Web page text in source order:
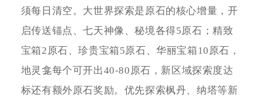
须每日清空。大世界探索是原石的核心增量，开
启传送锚点、七天神像、秘境各得5原石；精致
宝箱2原石、珍贵宝箱5原石、华丽宝箱10原石，
地灵龛每个可开出40-80原石，新区域探索度达
标还有额外原石奖励。优先探索枫丹、纳塔等新